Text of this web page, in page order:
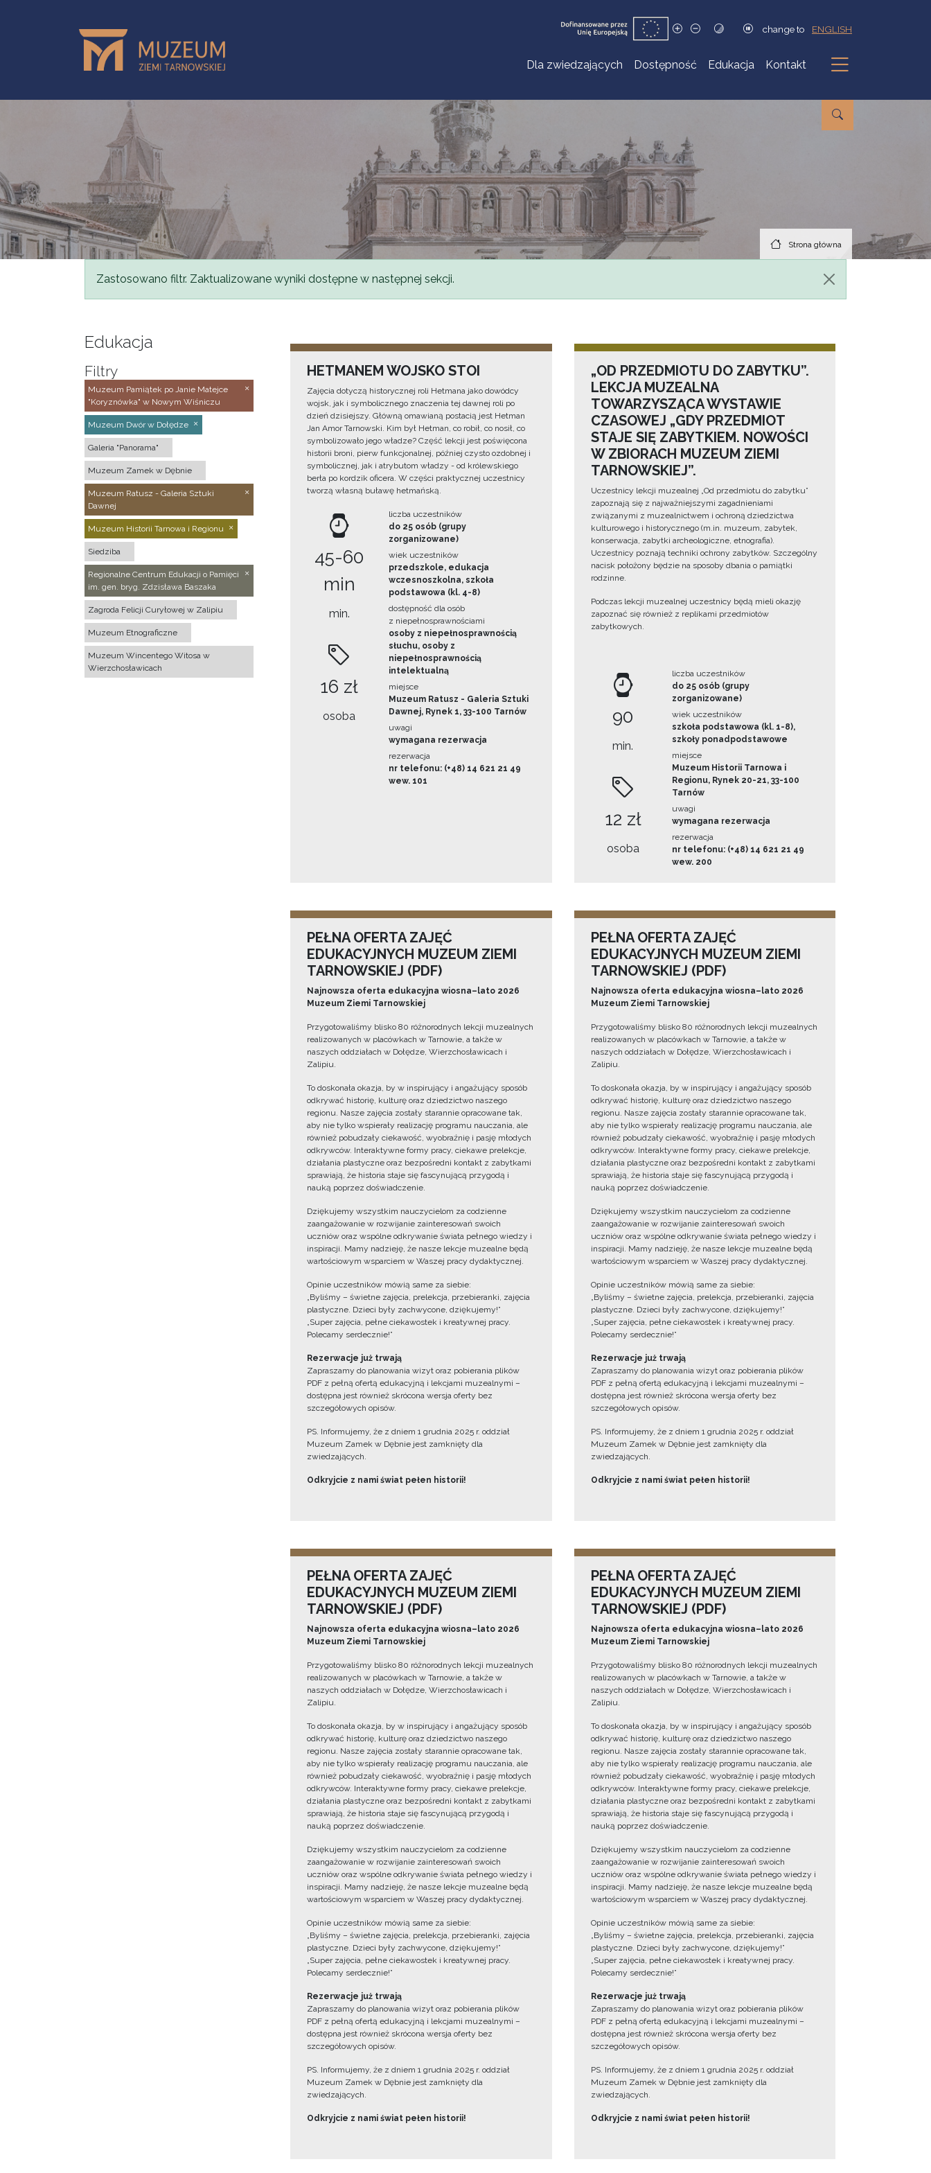
change to ENGLISH
Dla zwiedzających Dostępność Edukacja Kontakt
Podmenu
Strona główna
Komunikat
Zastosowano filtr. Zaktualizowane wyniki dostępne w następnej sekcji.
Edukacja
Filtry
Muzeum Pamiątek po Janie Matejce
"Koryznówka" w Nowym Wiśniczu
Muzeum Dwór w Dołędze
Galeria "Panorama"
Muzeum Zamek w Dębnie
Muzeum Ratusz - Galeria Sztuki
Dawnej
Muzeum Historii Tarnowa i Regionu
Siedziba
Regionalne Centrum Edukacji o Pamięci
im. gen. bryg. Zdzisława Baszaka
Zagroda Felicji Curyłowej w Zalipiu
Muzeum Etnograficzne
Muzeum Wincentego Witosa w
Wierzchosławicach
HETMANEM WOJSKO STOI
Zajęcia dotyczą historycznej roli Hetmana jako dowódcy
wojsk, jak i symbolicznego znaczenia tej dawnej roli po
dzień dzisiejszy. Główną omawianą postacią jest Hetman
Jan Amor Tarnowski. Kim był Hetman, co robił, co nosił, co
symbolizowało jego władze? Część lekcji jest poświęcona
historii broni, pierw funkcjonalnej, później czysto ozdobnej i
symbolicznej, jak i atrybutom władzy - od królewskiego
berła po kordzik oficera. W części praktycznej uczestnicy
tworzą własną buławę hetmańską.
45-60
min
min.
16 zł
osoba
liczba uczestników
do 25 osób (grupy
zorganizowane)
wiek uczestników
przedszkole, edukacja
wczesnoszkolna, szkoła
podstawowa (kl. 4-8)
dostępność dla osób
z niepełnosprawnościami
osoby z niepełnosprawnością
słuchu, osoby z
niepełnosprawnością
intelektualną
miejsce
Muzeum Ratusz - Galeria Sztuki
Dawnej, Rynek 1, 33-100 Tarnów
uwagi
wymagana rezerwacja
rezerwacja
nr telefonu: (+48) 14 621 21 49
wew. 101
„OD PRZEDMIOTU DO ZABYTKU”.
LEKCJA MUZEALNA
TOWARZYSZĄCA WYSTAWIE
CZASOWEJ „GDY PRZEDMIOT
STAJE SIĘ ZABYTKIEM. NOWOŚCI
W ZBIORACH MUZEUM ZIEMI
TARNOWSKIEJ”.
Uczestnicy lekcji muzealnej „Od przedmiotu do zabytku”
zapoznają się z najważniejszymi zagadnieniami
związanymi z muzealnictwem i ochroną dziedzictwa
kulturowego i historycznego (m.in. muzeum, zabytek,
konserwacja, zabytki archeologiczne, etnografia).
Uczestnicy poznają techniki ochrony zabytków. Szczególny
nacisk położony będzie na sposoby dbania o pamiątki
rodzinne.
Podczas lekcji muzealnej uczestnicy będą mieli okazję
zapoznać się również z replikami przedmiotów
zabytkowych.
90
min.
12 zł
osoba
liczba uczestników
do 25 osób (grupy
zorganizowane)
wiek uczestników
szkoła podstawowa (kl. 1-8),
szkoły ponadpodstawowe
miejsce
Muzeum Historii Tarnowa i
Regionu, Rynek 20-21, 33-100
Tarnów
uwagi
wymagana rezerwacja
rezerwacja
nr telefonu: (+48) 14 621 21 49
wew. 200
PEŁNA OFERTA ZAJĘĆ
EDUKACYJNYCH MUZEUM ZIEMI
TARNOWSKIEJ (PDF)
Najnowsza oferta edukacyjna wiosna–lato 2026
Muzeum Ziemi Tarnowskiej
Przygotowaliśmy blisko 80 różnorodnych lekcji muzealnych
realizowanych w placówkach w Tarnowie, a także w
naszych oddziałach w Dołędze, Wierzchosławicach i
Zalipiu.
To doskonała okazja, by w inspirujący i angażujący sposób
odkrywać historię, kulturę oraz dziedzictwo naszego
regionu. Nasze zajęcia zostały starannie opracowane tak,
aby nie tylko wspierały realizację programu nauczania, ale
również pobudzały ciekawość, wyobraźnię i pasję młodych
odkrywców. Interaktywne formy pracy, ciekawe prelekcje,
działania plastyczne oraz bezpośredni kontakt z zabytkami
sprawiają, że historia staje się fascynującą przygodą i
nauką poprzez doświadczenie.
Dziękujemy wszystkim nauczycielom za codzienne
zaangażowanie w rozwijanie zainteresowań swoich
uczniów oraz wspólne odkrywanie świata pełnego wiedzy i
inspiracji. Mamy nadzieję, że nasze lekcje muzealne będą
wartościowym wsparciem w Waszej pracy dydaktycznej.
Opinie uczestników mówią same za siebie:
„Byliśmy – świetne zajęcia, prelekcja, przebieranki, zajęcia
plastyczne. Dzieci były zachwycone, dziękujemy!”
„Super zajęcia, pełne ciekawostek i kreatywnej pracy.
Polecamy serdecznie!”
Rezerwacje już trwają
Zapraszamy do planowania wizyt oraz pobierania plików
PDF z pełną ofertą edukacyjną i lekcjami muzealnymi –
dostępna jest również skrócona wersja oferty bez
szczegółowych opisów.
PS. Informujemy, że z dniem 1 grudnia 2025 r. oddział
Muzeum Zamek w Dębnie jest zamknięty dla
zwiedzających.
Odkryjcie z nami świat pełen historii!
PEŁNA OFERTA ZAJĘĆ
EDUKACYJNYCH MUZEUM ZIEMI
TARNOWSKIEJ (PDF)
Najnowsza oferta edukacyjna wiosna–lato 2026
Muzeum Ziemi Tarnowskiej
Przygotowaliśmy blisko 80 różnorodnych lekcji muzealnych
realizowanych w placówkach w Tarnowie, a także w
naszych oddziałach w Dołędze, Wierzchosławicach i
Zalipiu.
To doskonała okazja, by w inspirujący i angażujący sposób
odkrywać historię, kulturę oraz dziedzictwo naszego
regionu. Nasze zajęcia zostały starannie opracowane tak,
aby nie tylko wspierały realizację programu nauczania, ale
również pobudzały ciekawość, wyobraźnię i pasję młodych
odkrywców. Interaktywne formy pracy, ciekawe prelekcje,
działania plastyczne oraz bezpośredni kontakt z zabytkami
sprawiają, że historia staje się fascynującą przygodą i
nauką poprzez doświadczenie.
Dziękujemy wszystkim nauczycielom za codzienne
zaangażowanie w rozwijanie zainteresowań swoich
uczniów oraz wspólne odkrywanie świata pełnego wiedzy i
inspiracji. Mamy nadzieję, że nasze lekcje muzealne będą
wartościowym wsparciem w Waszej pracy dydaktycznej.
Opinie uczestników mówią same za siebie:
„Byliśmy – świetne zajęcia, prelekcja, przebieranki, zajęcia
plastyczne. Dzieci były zachwycone, dziękujemy!”
„Super zajęcia, pełne ciekawostek i kreatywnej pracy.
Polecamy serdecznie!”
Rezerwacje już trwają
Zapraszamy do planowania wizyt oraz pobierania plików
PDF z pełną ofertą edukacyjną i lekcjami muzealnymi –
dostępna jest również skrócona wersja oferty bez
szczegółowych opisów.
PS. Informujemy, że z dniem 1 grudnia 2025 r. oddział
Muzeum Zamek w Dębnie jest zamknięty dla
zwiedzających.
Odkryjcie z nami świat pełen historii!
PEŁNA OFERTA ZAJĘĆ
EDUKACYJNYCH MUZEUM ZIEMI
TARNOWSKIEJ (PDF)
Najnowsza oferta edukacyjna wiosna–lato 2026
Muzeum Ziemi Tarnowskiej
Przygotowaliśmy blisko 80 różnorodnych lekcji muzealnych
realizowanych w placówkach w Tarnowie, a także w
naszych oddziałach w Dołędze, Wierzchosławicach i
Zalipiu.
To doskonała okazja, by w inspirujący i angażujący sposób
odkrywać historię, kulturę oraz dziedzictwo naszego
regionu. Nasze zajęcia zostały starannie opracowane tak,
aby nie tylko wspierały realizację programu nauczania, ale
również pobudzały ciekawość, wyobraźnię i pasję młodych
odkrywców. Interaktywne formy pracy, ciekawe prelekcje,
działania plastyczne oraz bezpośredni kontakt z zabytkami
sprawiają, że historia staje się fascynującą przygodą i
nauką poprzez doświadczenie.
Dziękujemy wszystkim nauczycielom za codzienne
zaangażowanie w rozwijanie zainteresowań swoich
uczniów oraz wspólne odkrywanie świata pełnego wiedzy i
inspiracji. Mamy nadzieję, że nasze lekcje muzealne będą
wartościowym wsparciem w Waszej pracy dydaktycznej.
Opinie uczestników mówią same za siebie:
„Byliśmy – świetne zajęcia, prelekcja, przebieranki, zajęcia
plastyczne. Dzieci były zachwycone, dziękujemy!”
„Super zajęcia, pełne ciekawostek i kreatywnej pracy.
Polecamy serdecznie!”
Rezerwacje już trwają
Zapraszamy do planowania wizyt oraz pobierania plików
PDF z pełną ofertą edukacyjną i lekcjami muzealnymi –
dostępna jest również skrócona wersja oferty bez
szczegółowych opisów.
PS. Informujemy, że z dniem 1 grudnia 2025 r. oddział
Muzeum Zamek w Dębnie jest zamknięty dla
zwiedzających.
Odkryjcie z nami świat pełen historii!
PEŁNA OFERTA ZAJĘĆ
EDUKACYJNYCH MUZEUM ZIEMI
TARNOWSKIEJ (PDF)
Najnowsza oferta edukacyjna wiosna–lato 2026
Muzeum Ziemi Tarnowskiej
Przygotowaliśmy blisko 80 różnorodnych lekcji muzealnych
realizowanych w placówkach w Tarnowie, a także w
naszych oddziałach w Dołędze, Wierzchosławicach i
Zalipiu.
To doskonała okazja, by w inspirujący i angażujący sposób
odkrywać historię, kulturę oraz dziedzictwo naszego
regionu. Nasze zajęcia zostały starannie opracowane tak,
aby nie tylko wspierały realizację programu nauczania, ale
również pobudzały ciekawość, wyobraźnię i pasję młodych
odkrywców. Interaktywne formy pracy, ciekawe prelekcje,
działania plastyczne oraz bezpośredni kontakt z zabytkami
sprawiają, że historia staje się fascynującą przygodą i
nauką poprzez doświadczenie.
Dziękujemy wszystkim nauczycielom za codzienne
zaangażowanie w rozwijanie zainteresowań swoich
uczniów oraz wspólne odkrywanie świata pełnego wiedzy i
inspiracji. Mamy nadzieję, że nasze lekcje muzealne będą
wartościowym wsparciem w Waszej pracy dydaktycznej.
Opinie uczestników mówią same za siebie:
„Byliśmy – świetne zajęcia, prelekcja, przebieranki, zajęcia
plastyczne. Dzieci były zachwycone, dziękujemy!”
„Super zajęcia, pełne ciekawostek i kreatywnej pracy.
Polecamy serdecznie!”
Rezerwacje już trwają
Zapraszamy do planowania wizyt oraz pobierania plików
PDF z pełną ofertą edukacyjną i lekcjami muzealnymi –
dostępna jest również skrócona wersja oferty bez
szczegółowych opisów.
PS. Informujemy, że z dniem 1 grudnia 2025 r. oddział
Muzeum Zamek w Dębnie jest zamknięty dla
zwiedzających.
Odkryjcie z nami świat pełen historii!